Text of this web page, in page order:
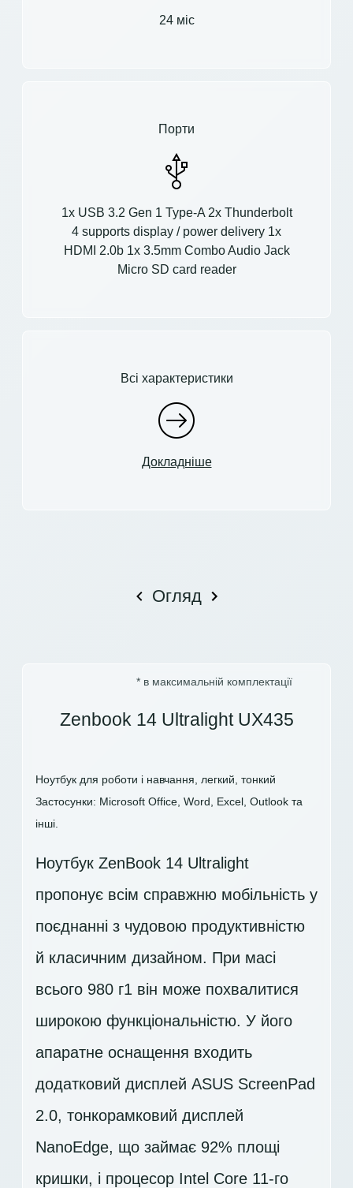
24 міс
Порти
1x USB 3.2 Gen 1 Type-A 2x Thunderbolt
4 supports display / power delivery 1x
HDMI 2.0b 1x 3.5mm Combo Audio Jack
Micro SD card reader
Всі характеристики
Докладніше
Огляд
* в максимальній комплектації
Zenbook 14 Ultralight UX435
Ноутбук для роботи і навчання, легкий, тонкий
Застосунки: Microsoft Office, Word, Excel, Outlook та
інші.
Ноутбук ZenBook 14 Ultralight
пропонує всім справжню мобільність у
поєднанні з чудовою продуктивністю
й класичним дизайном. При масі
всього 980 г1 він може похвалитися
широкою функціональністю. У його
апаратне оснащення входить
додатковий дисплей ASUS ScreenPad
2.0, тонкорамковий дисплей
NanoEdge, що займає 92% площі
кришки, і процесор Intel Core 11-го